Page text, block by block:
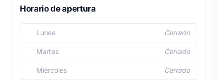
Horario de apertura
Lunes Cerrado
Martes Cerrado
Miércoles Cerrado